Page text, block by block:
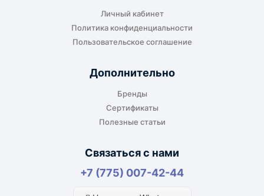
Личный кабинет
Политика конфиденциальности
Пользовательское соглашение
Дополнительно
Бренды
Сертификаты
Полезные статьи
Связаться с нами
+7 (775) 007-42-44